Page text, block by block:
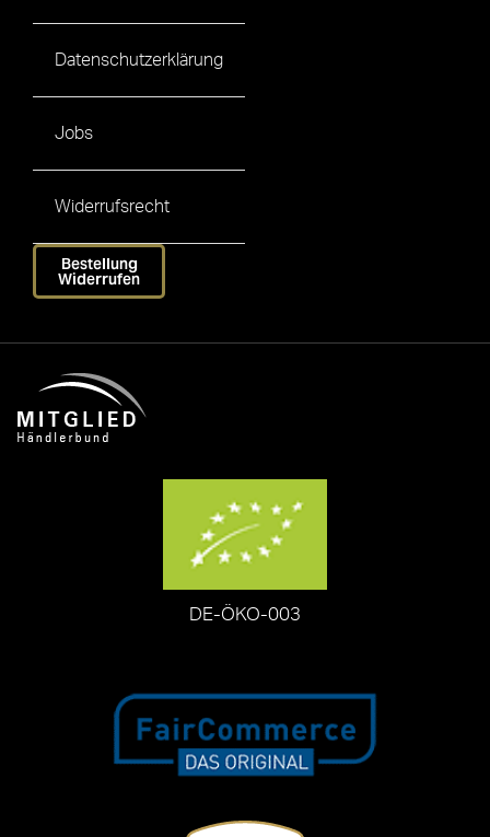
Datenschutzerklärung
Jobs
Widerrufsrecht
Bestellung
Widerrufen
DE-ÖKO-003